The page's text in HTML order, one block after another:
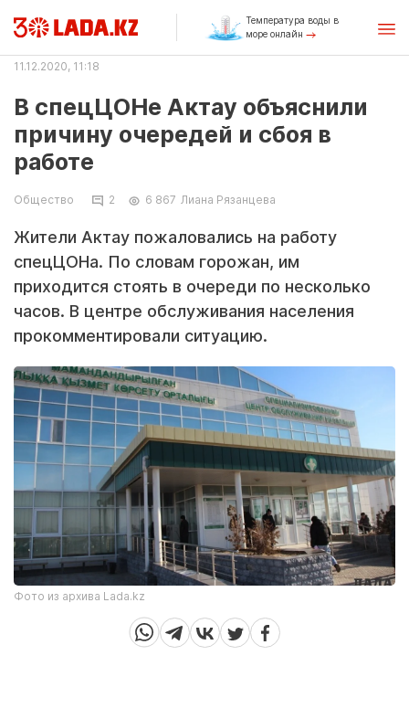
Температура воды в
море онлайн
11.12.2020, 11:18
В спецЦОНе Актау объяснили
причину очередей и сбоя в
работе
Общество 2 6 867 Лиана Рязанцева
Жители Актау пожаловались на работу
спецЦОНа. По словам горожан, им
приходится стоять в очереди по несколько
часов. В центре обслуживания населения
прокомментировали ситуацию.
Фото из архива Lada.kz